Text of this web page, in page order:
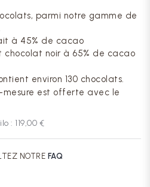
parmi notre gamme de
à 45% de cacao
chocolat noir à 65% de cacao
environ 130 chocolats.
est offerte avec le
: 119,00 €
NOTRE FAQ